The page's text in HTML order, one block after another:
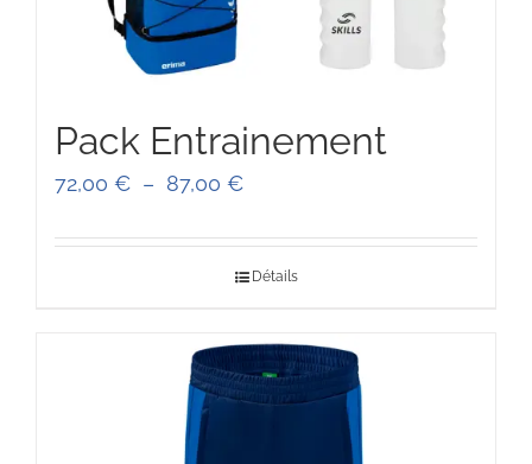
Pack Entrainement
72,00 € – 87,00 €Plage
87,00 €
Détails